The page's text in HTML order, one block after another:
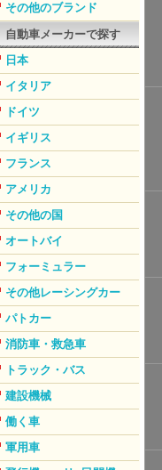
その他のブランド
自動車メーカーで探す
日本
イタリア
ドイツ
イギリス
フランス
アメリカ
その他の国
オートバイ
フォーミュラー
その他レーシングカー
パトカー
消防車・救急車
トラック・バス
建設機械
働く車
軍用車